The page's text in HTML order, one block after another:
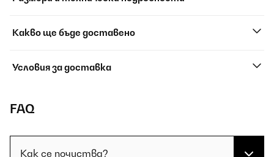
Какво ще бъде доставено
Условия за доставка
FAQ
Как се почиства?